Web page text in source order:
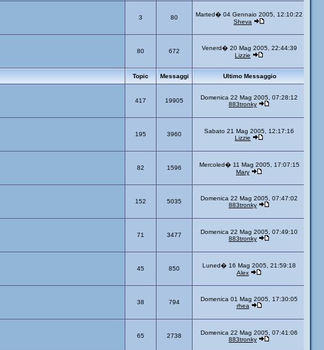
3 80
Marted� 04 Gennaio 2005, 12:10:22
Sheva
80 672
Venerd� 20 Mag 2005, 22:44:39
Lizzie
Topic Messaggi Ultimo Messaggio
417 19905
Domenica 22 Mag 2005, 07:28:12
883tronky
195 3960
Sabato 21 Mag 2005, 12:17:16
Lizzie
82 1596
Mercoled� 11 Mag 2005, 17:07:15
Mary
152 5035
Domenica 22 Mag 2005, 07:47:02
883tronky
71 3477
Domenica 22 Mag 2005, 07:49:10
883tronky
45 850
Luned� 16 Mag 2005, 21:59:18
Alex
38 794
Domenica 01 Mag 2005, 17:30:05
rhea
65 2738
Domenica 22 Mag 2005, 07:41:06
883tronky